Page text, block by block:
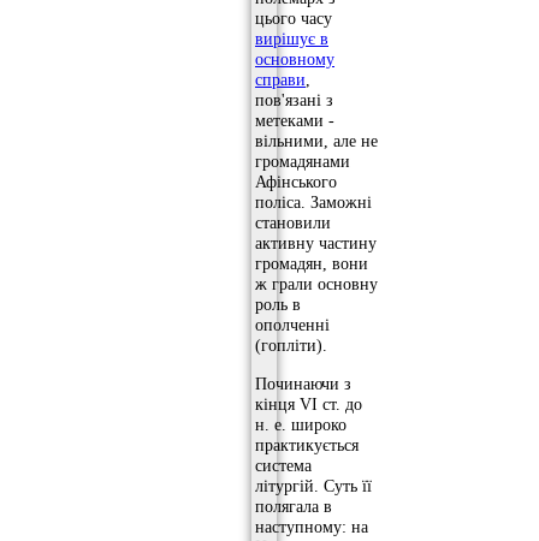
цього часу
вирішує в
основному
справи,
пов'язані з
метеками -
вільними, але не
громадянами
Афінського
поліса. Заможні
становили
активну частину
громадян, вони
ж грали основну
роль в
ополченні
(гопліти).
Починаючи з
кінця VI ст. до
н. е. широко
практикується
система
літургій. Суть її
полягала в
наступному: на